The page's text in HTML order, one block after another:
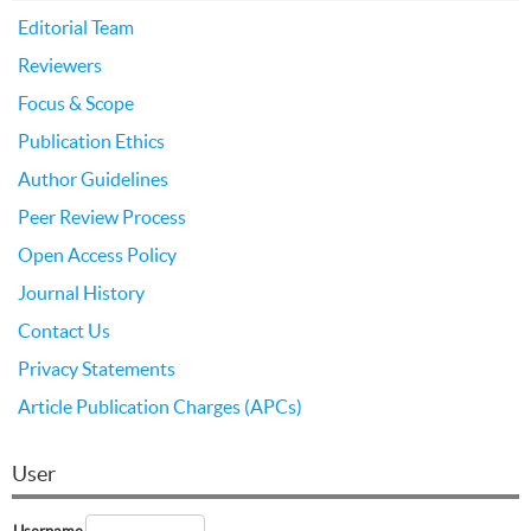
Editorial Team
Reviewers
Focus & Scope
Publication Ethics
Author Guidelines
Peer Review Process
Open Access Policy
Journal History
Contact Us
Privacy Statements
Article Publication Charges (APCs)
User